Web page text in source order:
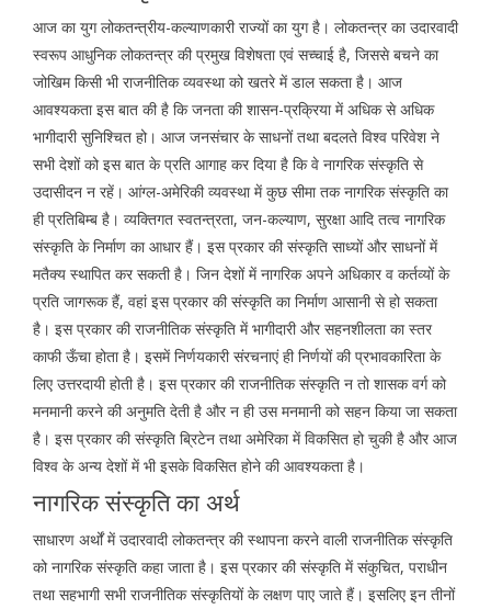
आज का युग लोकतन्त्रीय-कल्याणकारी राज्यों का युग है। लोकतन्त्र का उदारवादी
स्वरूप आधुनिक लोकतन्त्र की प्रमुख विशेषता एवं सच्चाई है, जिससे बचने का
जोखिम किसी भी राजनीतिक व्यवस्था को खतरे में डाल सकता है। आज
आवश्यकता इस बात की है कि जनता की शासन-प्रक्रिया में अधिक से अधिक
भागीदारी सुनिश्चित हो। आज जनसंचार के साधनों तथा बदलते विश्व परिवेश ने
सभी देशों को इस बात के प्रति आगाह कर दिया है कि वे नागरिक संस्कृति से
उदासीदन न रहें। आंग्ल-अमेरिकी व्यवस्था में कुछ सीमा तक नागरिक संस्कृति का
ही प्रतिबिम्ब है। व्यक्तिगत स्वतन्त्रता, जन-कल्याण, सुरक्षा आदि तत्व नागरिक
संस्कृति के निर्माण का आधार हैं। इस प्रकार की संस्कृति साध्यों और साधनों में
मतैक्य स्थापित कर सकती है। जिन देशों में नागरिक अपने अधिकार व कर्तव्यों के
प्रति जागरूक हैं, वहां इस प्रकार की संस्कृति का निर्माण आसानी से हो सकता
है। इस प्रकार की राजनीतिक संस्कृति में भागीदारी और सहनशीलता का स्तर
काफी ऊँचा होता है। इसमें निर्णयकारी संरचनाएं ही निर्णयों की प्रभावकारिता के
लिए उत्तरदायी होती है। इस प्रकार की राजनीतिक संस्कृति न तो शासक वर्ग को
मनमानी करने की अनुमति देती है और न ही उस मनमानी को सहन किया जा सकता
है। इस प्रकार की संस्कृति ब्रिटेन तथा अमेरिका में विकसित हो चुकी है और आज
विश्व के अन्य देशों में भी इसके विकसित होने की आवश्यकता है।
नागरिक संस्कृति का अर्थ
साधारण अर्थों में उदारवादी लोकतन्त्र की स्थापना करने वाली राजनीतिक संस्कृति
को नागरिक संस्कृति कहा जाता है। इस प्रकार की संस्कृति में संकुचित, पराधीन
तथा सहभागी सभी राजनीतिक संस्कृतियों के लक्षण पाए जाते हैं। इसलिए इन तीनों